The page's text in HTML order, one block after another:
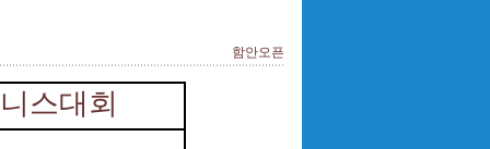
함안오픈
스대회